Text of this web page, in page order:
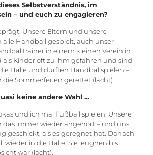
Selbstverständnis, im
– und euch zu engagieren?
Unsere Eltern und unsere
alle Handball gespielt, auch unser
in einem kleinen Verein in
als Kinder oft zu ihm gefahren und sind
Halle und durften Handballspielen –
Sommerferien gerettet (lacht).
keine andere Wahl …
und ich mal Fußball spielen. Unsere
das immer wieder angehört – und uns
geschickt, als es geregnet hat. Danach
wieder in die Halle. Sie leugnen bis
war (lacht).